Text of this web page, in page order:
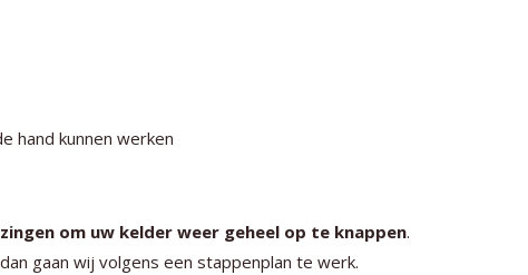
hand kunnen werken
om uw kelder weer geheel op te knappen.
gaan wij volgens een stappenplan te werk.